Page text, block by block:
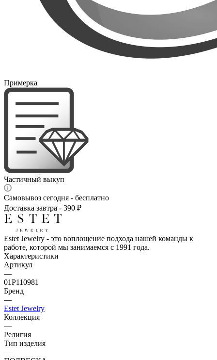
Примерка
Частичный выкуп
Самовывоз сегодня - бесплатно
Доставка завтра - 390 ₽
Estet Jewelry - это воплощение подхода нашей команды к
работе, которой мы занимаемся с 1991 года.
Характеристики
Артикул
—
01Р110981
Бренд
—
Estet Jewelry
Коллекция
—
Религия
Тип изделия
—